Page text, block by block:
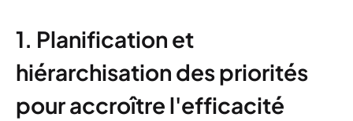
1. Planification et
hiérarchisation des priorités
pour accroître l'efficacité